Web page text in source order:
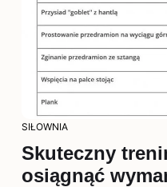
SIŁOWNIA
Skuteczny
osiągnąć